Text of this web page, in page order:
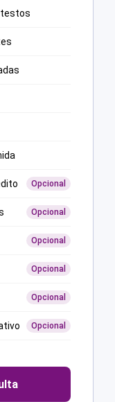
Opcional
Opcional
Opcional
Opcional
Opcional
Opcional